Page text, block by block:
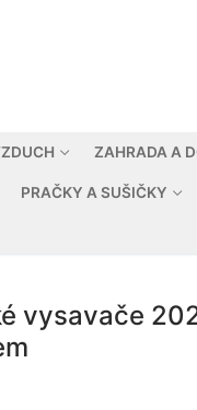
ZAHRADA A
PRAČKY A SUŠIČKY
vysavače